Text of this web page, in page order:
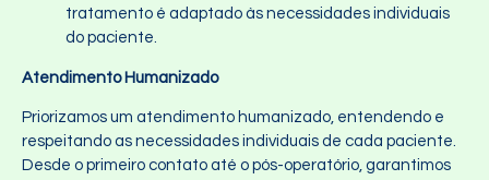
tratamento é adaptado às necessidades individuais
do paciente.
Atendimento Humanizado
Priorizamos um atendimento humanizado, entendendo e
respeitando as necessidades individuais de cada paciente.
Desde o primeiro contato até o pós-operatório, garantimos